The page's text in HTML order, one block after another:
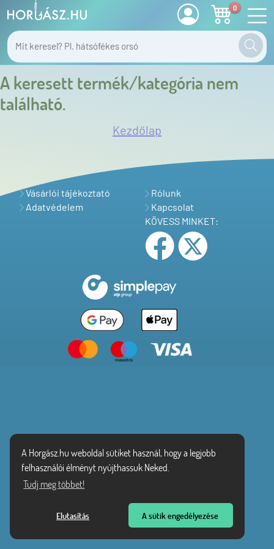
A Horgász.hu weboldal sütiket használ, hogy a legjobb
felhasználói élményt nyújthassuk Neked.
Tudj meg többet!
Elutasítás A sütik engedélyezése
0
A keresett termék/kategória nem
található.
Kezdőlap
Vásárlói tájékoztató
Adatvédelem
Rólunk
Kapcsolat
KÖVESS MINKET: